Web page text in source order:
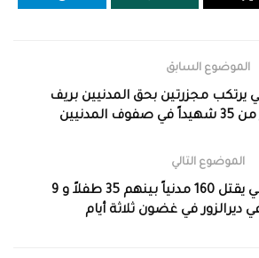
الموضوع السابق
يرتكب مجزرتين بحق المدنيين بريف
الموضوع التالي
الطيران الروسي يقتل 160 مدنياً بينهم 35 طفلاً و 9
ديرالزور في غضون ثلاثة أيام